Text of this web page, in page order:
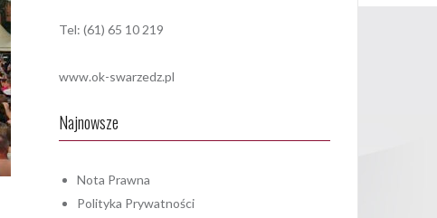
Tel: (61) 65 10 219
www.ok-swarzedz.pl
Najnowsze
Nota Prawna
Polityka Prywatności